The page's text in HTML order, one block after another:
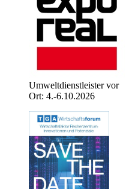
Umweltdienstleister vor
Ort: 4.-6.10.2026